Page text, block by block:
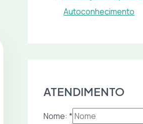
Autoconhecimento
ATENDIMENTO
Nome: *